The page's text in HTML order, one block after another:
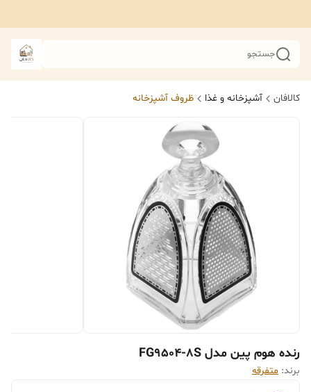
جستجو
کالافان آشپزخانه و غذا ظروف آشپزخانه
رنده هوم پین مدل FG9504-8S
برند: متفرقه